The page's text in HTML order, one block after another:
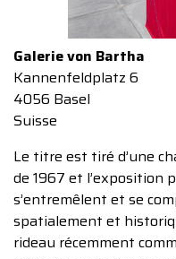
Galerie von Bartha
Kannenfeldplatz 6
4056 Basel
Suisse
Le titre est tiré d’une
de 1967 et l’exposition
s’entremêlent et se
spatialement et
rideau récemment